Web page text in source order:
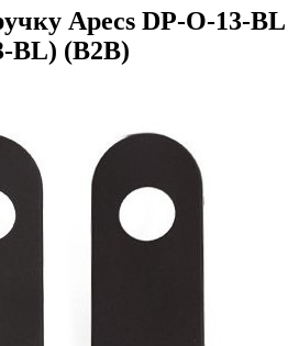
Apecs DP-O-13-BL
BL) (B2B)